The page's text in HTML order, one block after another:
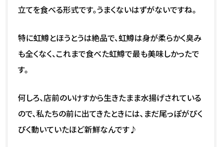
立てを食べる形式です。うまくないはずがないですね。
特に虹鱒とほうとうは絶品で、虹鱒は身が柔らかく臭み
も全くなく、これまで食べた虹鱒で最も美味しかったで
す。
何しろ、店前のいけすから生きたまま水揚げされている
ので、私たちの前に出てきたときには、まだ尾っぽがぴく
ぴく動いていたほど新鮮なんです♪